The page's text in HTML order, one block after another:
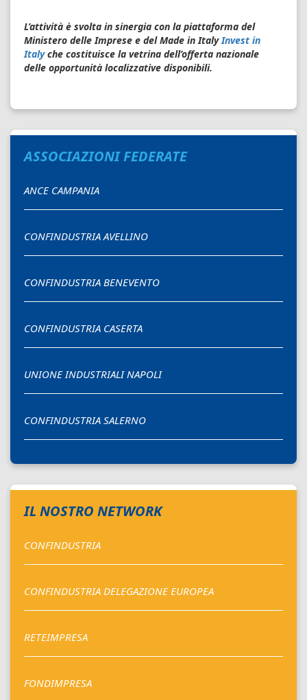
L’attività è svolta in sinergia con la piattaforma del
Ministero delle Imprese e del Made in ItalyInvest in
Italyche costituisce la vetrina dell’offerta nazionale
delle opportunità localizzative disponibili.
ASSOCIAZIONI FEDERATE
ANCE CAMPANIA
CONFINDUSTRIA AVELLINO
CONFINDUSTRIA BENEVENTO
CONFINDUSTRIA CASERTA
UNIONE INDUSTRIALI NAPOLI
CONFINDUSTRIA SALERNO
IL NOSTRO NETWORK
CONFINDUSTRIA
CONFINDUSTRIA DELEGAZIONE EUROPEA
RETEIMPRESA
FONDIMPRESA